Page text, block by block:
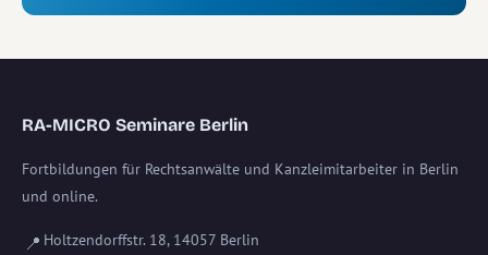
RA-MICRO Seminare Berlin
Fortbildungen für Rechtsanwälte und Kanzleimitarbeiter in Berlin
und online.
📍 Holtzendorffstr. 18, 14057 Berlin